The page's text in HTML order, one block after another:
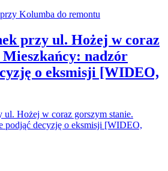
przy ul. Hożej w coraz
Mieszkańcy: nadzór
o eksmisji [WIDEO,